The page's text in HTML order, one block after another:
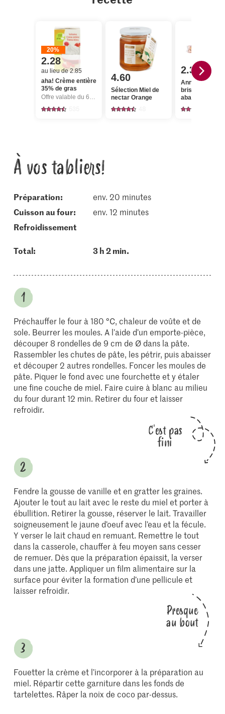
20%
2.28
au lieu de 2.85
aha! Crème entière
35% de gras
Offre valable du 6.8 au 12.8.2026, jusqu’à épuisement du stock.
4.60
Sélection Miel de
nectar Orange
2.30
Anna's Best
brisée sucrée
abaissée
À vos tabliers!
Préparation:
env. 20 minutes
cuisson au four:
env. 12 minutes
refroidissement
Total: 3 h 2 min.
Préchauffer le four à 180 °C, chaleur de voûte et de
sole. Beurrer les moules. A l’aide d’un emporte-pièce,
découper 8 rondelles de 9 cm de Ø dans la pâte.
Rassembler les chutes de pâte, les pétrir, puis abaisser
et découper 2 autres rondelles. Foncer les moules de
pâte. Piquer le fond avec une fourchette et y étaler
une fine couche de miel. Faire cuire à blanc au milieu
du four durant 12 min. Retirer du four et laisser
refroidir.
C'est pas
fini
Fendre la gousse de vanille et en gratter les graines.
Ajouter le tout au lait avec le reste du miel et porter à
ébullition. Retirer la gousse, réserver le lait. Travailler
soigneusement le jaune d’oeuf avec l’eau et la fécule.
Y verser le lait chaud en remuant. Remettre le tout
dans la casserole, chauffer à feu moyen sans cesser
de remuer. Dès que la préparation épaissit, la verser
dans une jatte. Appliquer un film alimentaire sur la
surface pour éviter la formation d’une pellicule et
laisser refroidir.
Presque
au bout
Fouetter la crème et l’incorporer à la préparation au
miel. Répartir cette garniture dans les fonds de
tartelettes. Râper la noix de coco par-dessus.